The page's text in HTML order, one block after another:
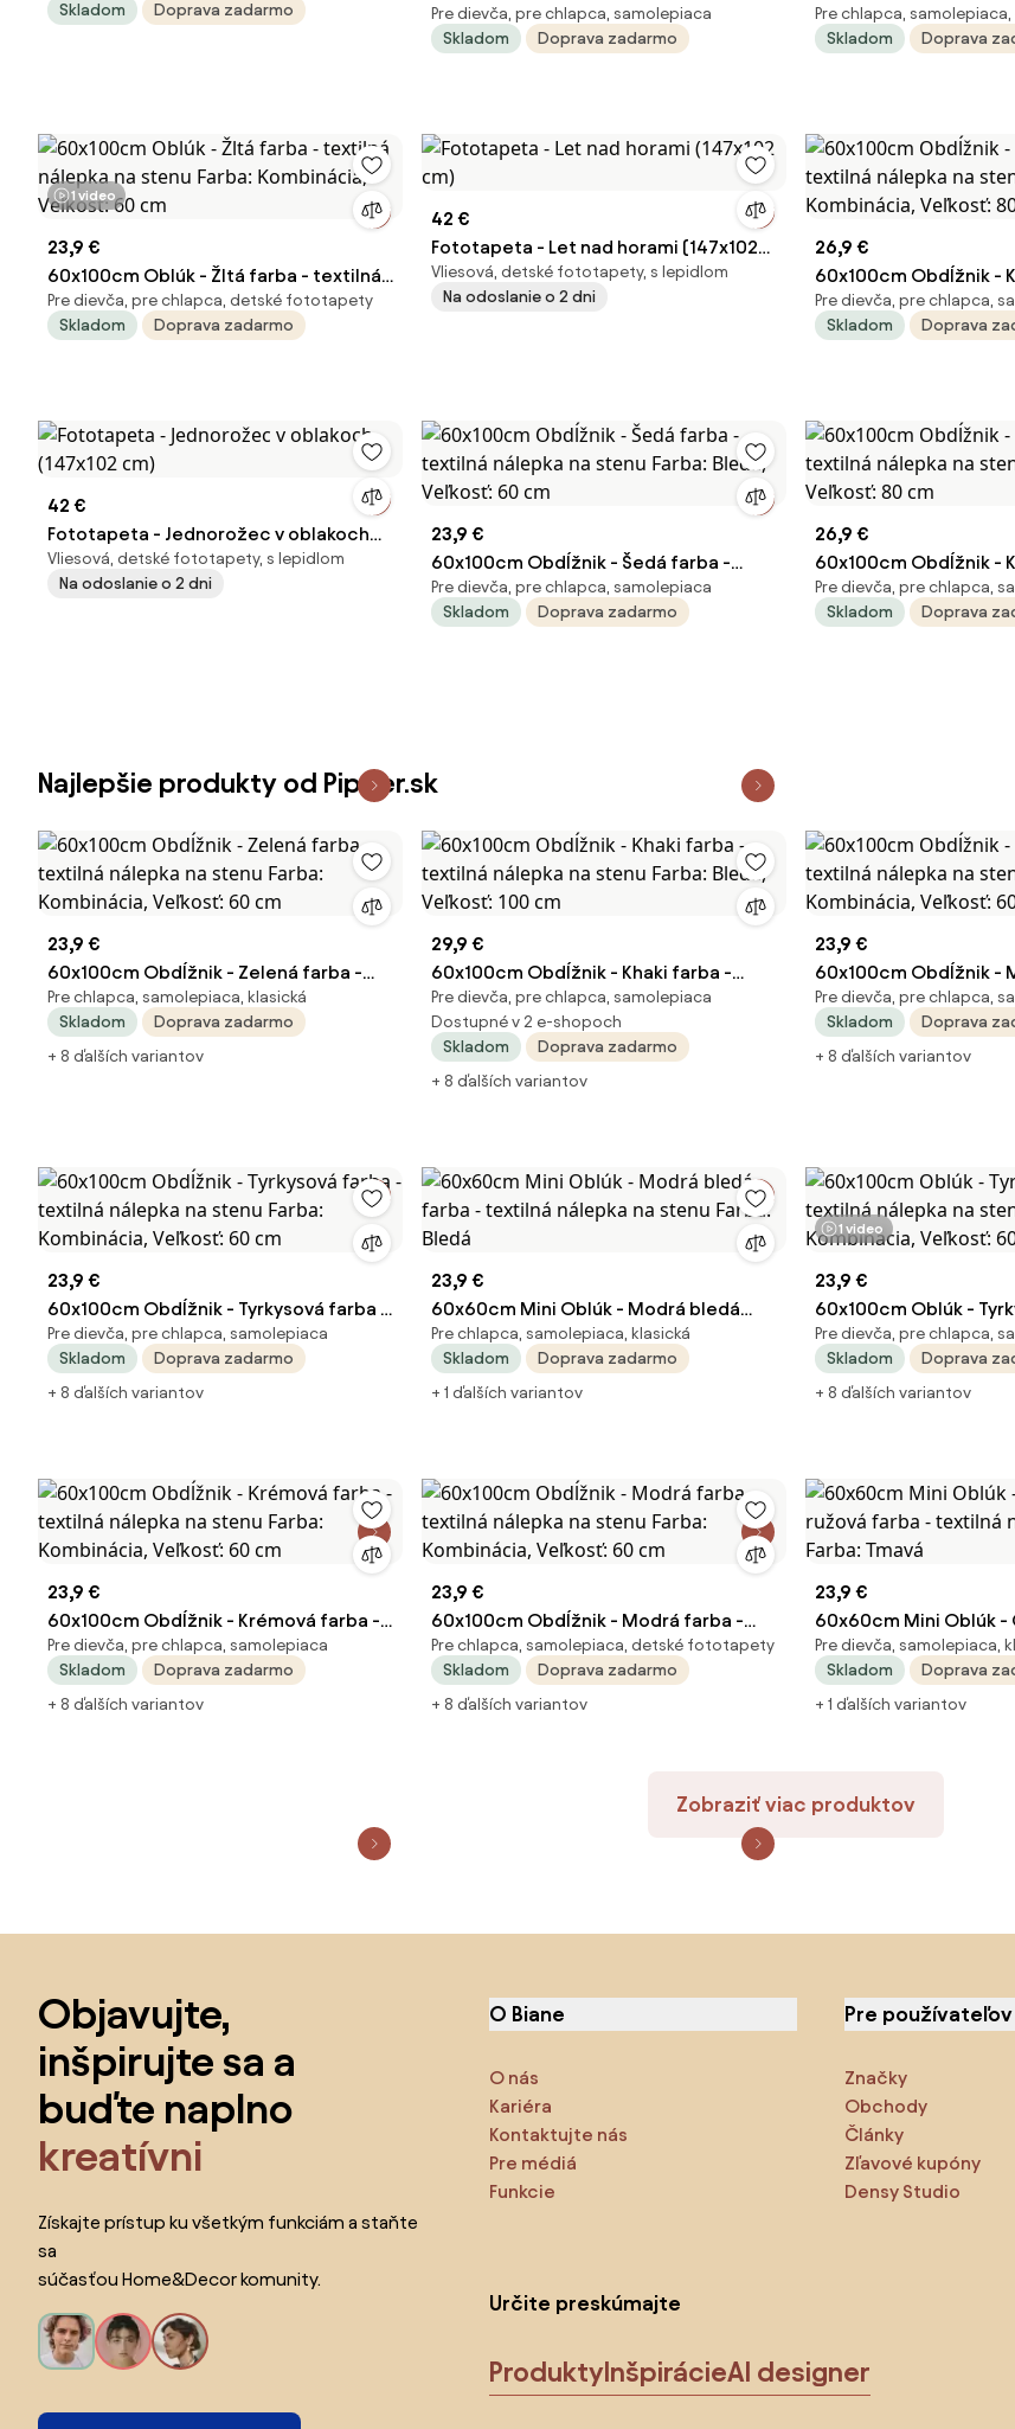
cmSkladom
Doprava zadarmo
textilná nálepka na stenu Farba:
Kombinácia, Veľkosť: 80 cm
Pre dievča, pre chlapca, samolepiaca
Skladom
Doprava zadarmo
nálepka na stenu
80 cm
Pre chlapca,
Skladom
Doprava
1 video
23,9 €
60x100cm Oblúk - Žltá farba - textilná
nálepka na stenu Farba: Kombinácia,
Veľkosť: 60 cm
Pre dievča, pre chlapca, detské fototapety
Skladom
Doprava zadarmo
42 €
Fototapeta - Let nad horami (147x102
cm)
Vliesová, detské fototapety, s lepidlom
Na odoslanie o 2 dni
26,9 €
60x100cm Obdĺžnik -
textilná nálepka na
Kombinácia, Veľkosť:
Pre dievča, pre chlapca,
Skladom
Doprava
42 €
Fototapeta - Jednorožec v oblakoch
(147x102 cm)
Vliesová, detské fototapety, s lepidlom
Na odoslanie o 2 dni
23,9 €
60x100cm Obdĺžnik - Šedá farba -
textilná nálepka na stenu Farba: Bledá,
Veľkosť: 60 cm
Pre dievča, pre chlapca, samolepiaca
Skladom
Doprava zadarmo
26,9 €
60x100cm Obdĺžnik -
textilná nálepka na
Veľkosť: 80 cm
Pre dievča, pre chlapca,
Skladom
Doprava
Najlepšie produkty od Pipper.sk
23,9 €
60x100cm Obdĺžnik - Zelená farba -
textilná nálepka na stenu Farba:
Kombinácia, Veľkosť: 60 cm
Pre chlapca, samolepiaca, klasická
Skladom
Doprava zadarmo
+ 8 ďalších variantov
29,9 €
60x100cm Obdĺžnik - Khaki farba -
textilná nálepka na stenu Farba: Bledá,
Veľkosť: 100 cm
Pre dievča, pre chlapca, samolepiaca
Dostupné v 2 e-shopoch
Skladom
Doprava zadarmo
+ 8 ďalších variantov
23,9 €
60x100cm Obdĺžnik -
textilná nálepka na
Kombinácia, Veľkosť:
Pre dievča, pre chlapca,
Skladom
Doprava
+ 8 ďalších variantov
23,9 €
60x100cm Obdĺžnik - Tyrkysová farba -
textilná nálepka na stenu Farba:
Kombinácia, Veľkosť: 60 cm
Pre dievča, pre chlapca, samolepiaca
Skladom
Doprava zadarmo
+ 8 ďalších variantov
23,9 €
60x60cm Mini Oblúk - Modrá bledá
farba - textilná nálepka na stenu Farba:
Bledá
Pre chlapca, samolepiaca, klasická
Skladom
Doprava zadarmo
+ 1 ďalších variantov
1 video
23,9 €
60x100cm Oblúk -
textilná nálepka na
Kombinácia, Veľkosť:
Pre dievča, pre chlapca,
Skladom
Doprava
+ 8 ďalších variantov
23,9 €
60x100cm Obdĺžnik - Krémová farba -
textilná nálepka na stenu Farba:
Kombinácia, Veľkosť: 60 cm
Pre dievča, pre chlapca, samolepiaca
Skladom
Doprava zadarmo
+ 8 ďalších variantov
23,9 €
60x100cm Obdĺžnik - Modrá farba -
textilná nálepka na stenu Farba:
Kombinácia, Veľkosť: 60 cm
Pre chlapca, samolepiaca, detské fototapety
Skladom
Doprava zadarmo
+ 8 ďalších variantov
23,9 €
60x60cm Mini Oblúk -
ružová farba - textilná
stenu Farba: Tmavá
Pre dievča, samolepiaca,
Skladom
Doprava
+ 1 ďalších variantov
Zobraziť viac produktov
Objavujte,
inšpirujte sa a
buďte naplno
kreatívni
Získajte prístup ku všetkým funkciám a staňte
sa
súčasťou Home&Decor komunity.
O Biane
O nás
Kariéra
Kontaktujte nás
Pre médiá
Funkcie
Pre používateľov
Značky
Obchody
Články
Zľavové kupóny
Densy Studio
Určite preskúmajte
ProduktyInšpirácieAI designer